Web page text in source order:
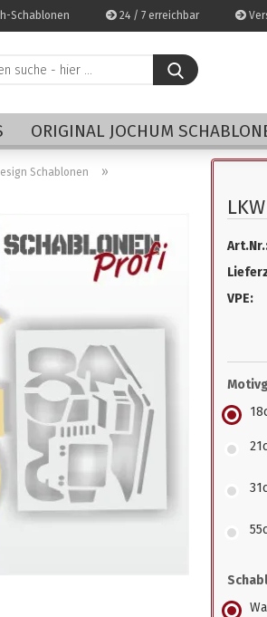
Schablonen 24 / 7 erreichbar
E-
Konto
Schablonen
suche
hier
...
ORIGINAL JOCHUM
Schablonen »
VPE: